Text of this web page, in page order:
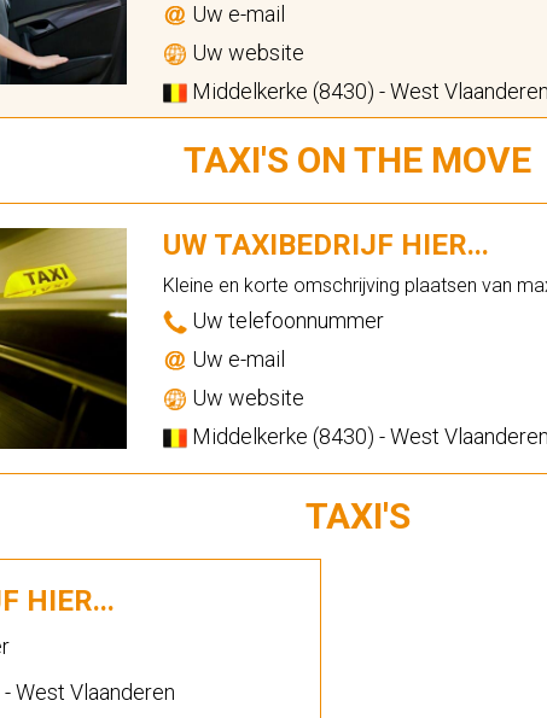
Uw e-mail
Uw website
Middelkerke (8430) - West Vlaanderen
TAXI'S ON THE MOVE
UW TAXIBEDRIJF HIER...
Kleine en korte omschrijving plaatsen van
Uw telefoonnummer
Uw e-mail
Uw website
Middelkerke (8430) - West Vlaanderen
TAXI'S
HIER...
West Vlaanderen